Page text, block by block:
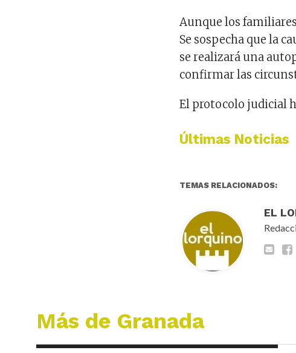
Aunque los
Se sospecha que la
se realizará una
confirmar las
El protocolo judicial
Últimas Noticias
TEMAS RELACIONADOS:
EL
Más de Granada